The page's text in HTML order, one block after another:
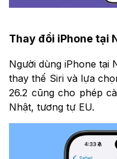
Thay đổi iPhone tại
Người dùng iPhone tại
thay thế Siri và lựa
26.2 cũng cho phép
Nhật, tương tự EU.